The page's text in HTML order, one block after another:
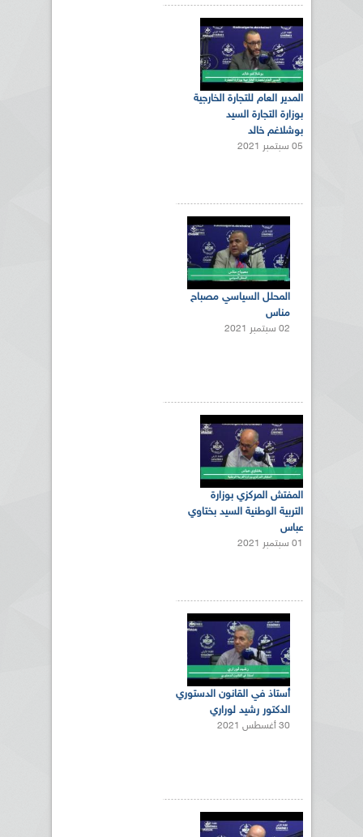
المدير العام للتجارة الخارجية
بوزارة التجارة السيد
بوشلاغم خالد
05 سبتمبر 2021
المحلل السياسي مصباح
مناس
02 سبتمبر 2021
المفتش المركزي بوزارة
التربية الوطنية السيد بختاوي
عباس
01 سبتمبر 2021
أستاذ في القانون الدستوري
الدكتور رشيد لوراري
30 أغسطس 2021